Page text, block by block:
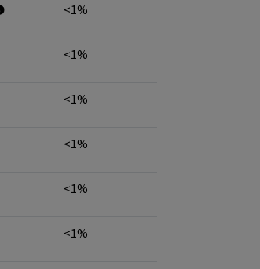
<1%
<1%
<1%
<1%
<1%
<1%